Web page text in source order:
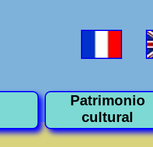
Patrimonio
cultural